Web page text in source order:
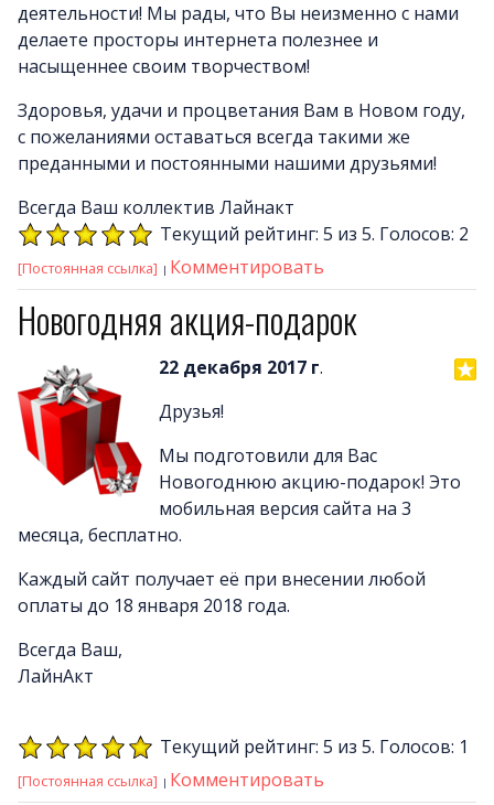
деятельности! Мы рады, что Вы неизменно с нами
делаете просторы интернета полезнее и
насыщеннее своим творчеством!
Здоровья, удачи и процветания Вам в Новом году,
с пожеланиями оставаться всегда такими же
преданными и постоянными нашими друзьями!
Всегда Ваш коллектив Лайнакт
Текущий рейтинг: 5 из 5. Голосов: 2
[Постоянная ссылка] Комментировать
Новогодняя акция-подарок
22 декабря 2017 г.
Друзья!
Мы подготовили для Вас
Новогоднюю акцию-подарок! Это
мобильная версия сайта на 3
месяца, бесплатно.
Каждый сайт получает её при внесении любой
оплаты до 18 января 2018 года.
Всегда Ваш,
ЛайнАкт
Текущий рейтинг: 5 из 5. Голосов: 1
[Постоянная ссылка] Комментировать